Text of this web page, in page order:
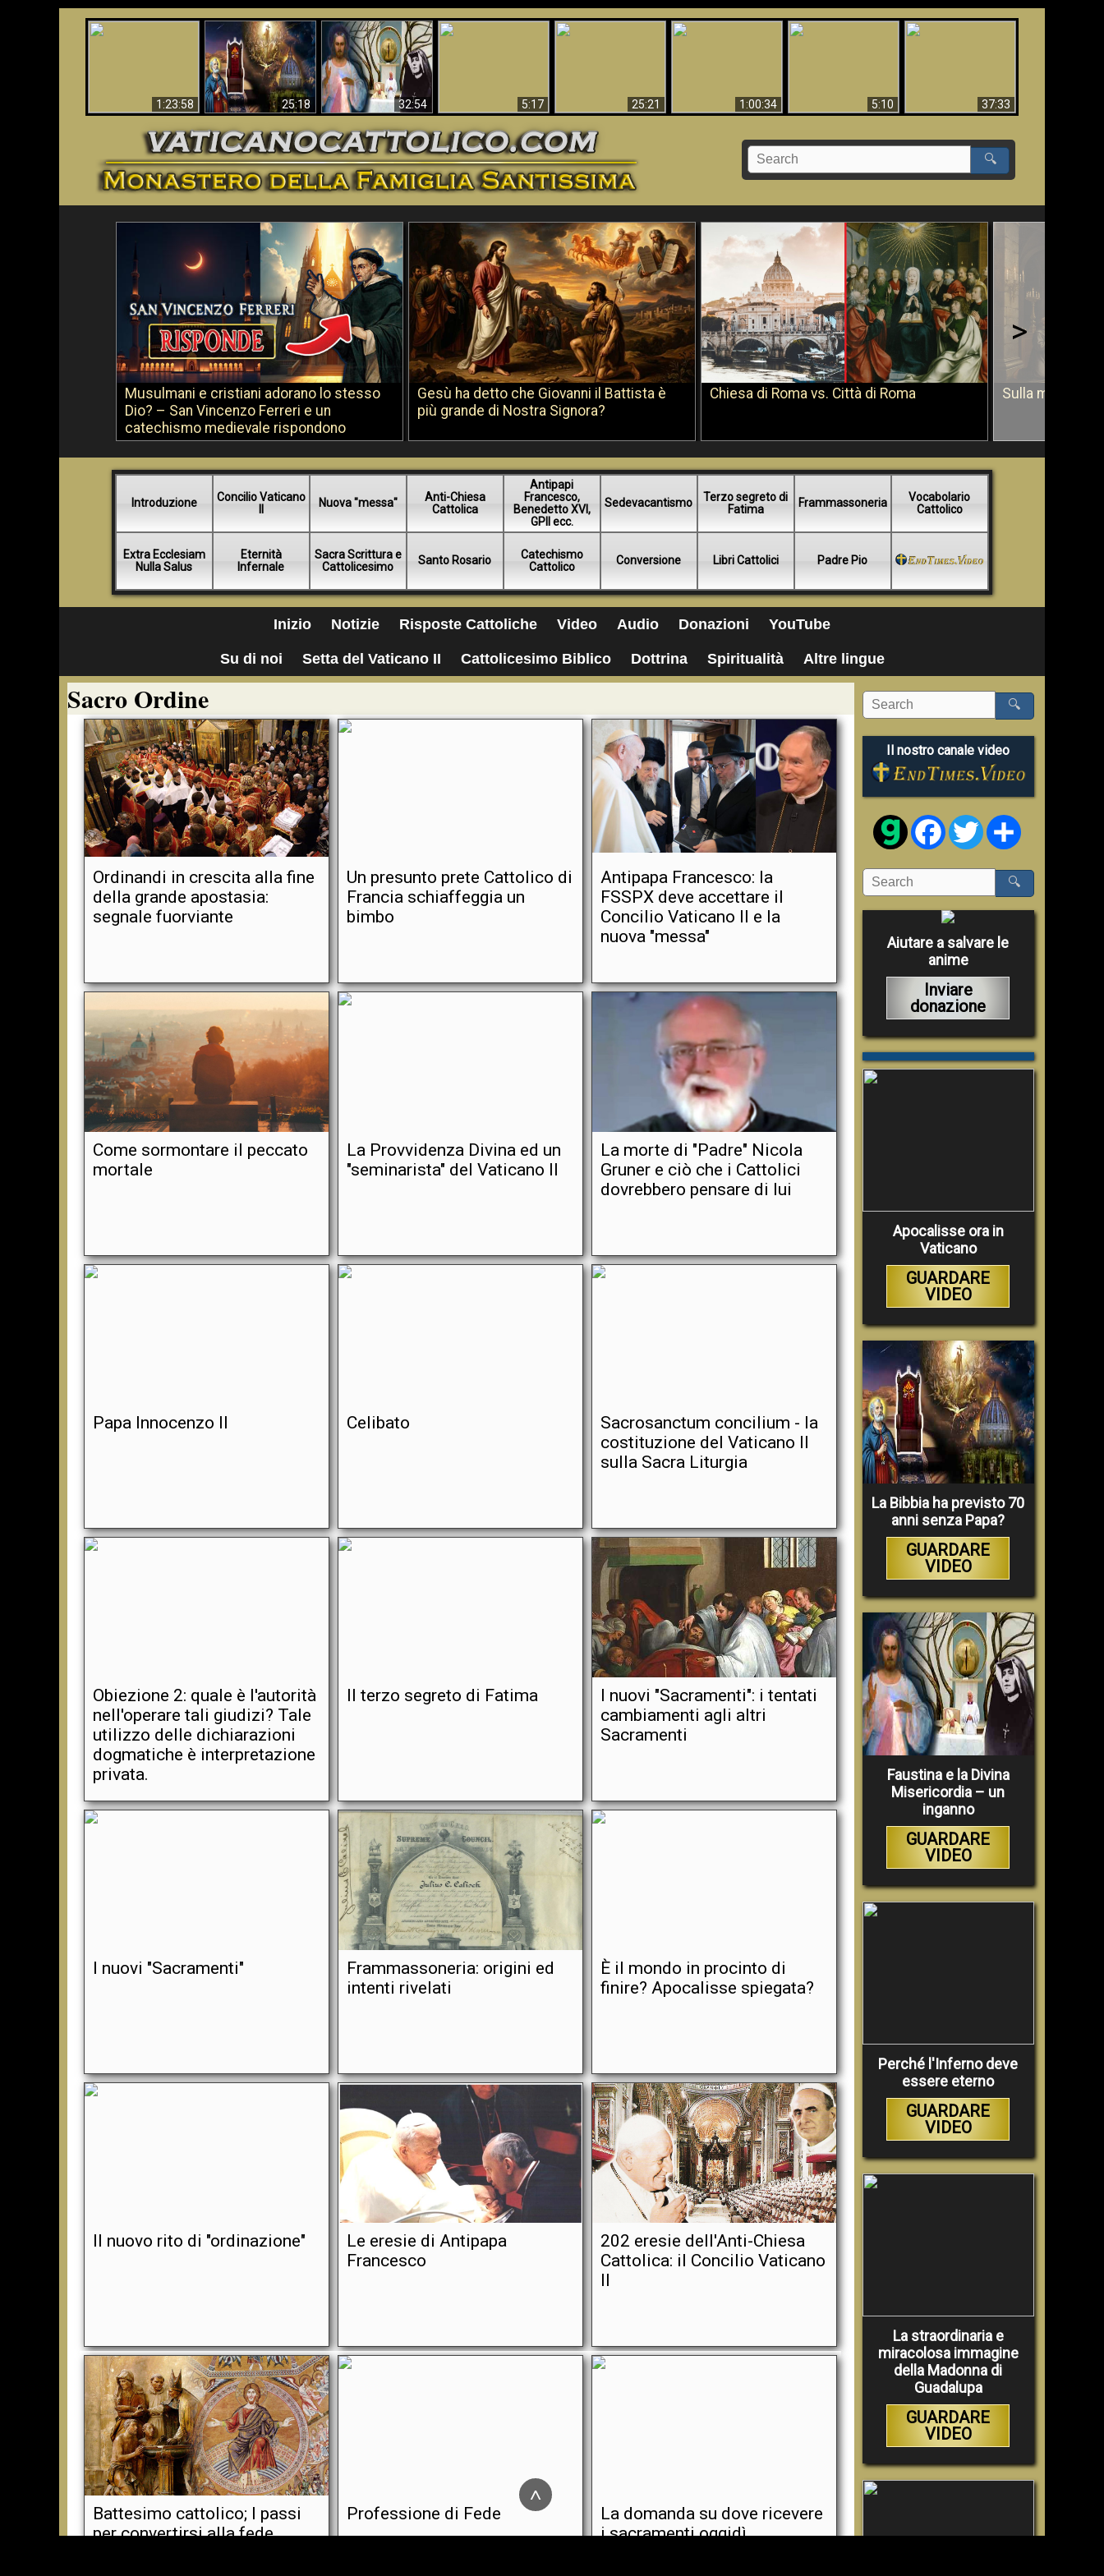
1:23:58 25:18
La Bibbia ha previsto
70 anni senza Papa?
32:54
Faustina e la Divina
Misericordia – un
inganno
5:17
25:21
1:00:34
5:10
37:33
🔍
Musulmani e cristiani adorano lo stesso
Dio? – San Vincenzo Ferreri e un
catechismo medievale rispondono
Gesù ha detto che Giovanni il Battista è
più grande di Nostra Signora?
Chiesa di Roma vs. Città di Roma Sulla morte di
>
Introduzione
Concilio Vaticano
Nuova "messa"
Anti-Chiesa
Cattolica
Antipapi
Francesco,
Benedetto XVI,
GPII ecc.
Sedevacantismo
Terzo segreto di
Fatima
Frammassoneria
Vocabolario
Cattolico
Extra Ecclesiam
Nulla Salus
Eternità
Infernale
Sacra Scrittura e
Cattolicesimo
Santo Rosario
Catechismo
Cattolico
Conversione Libri Cattolici Padre Pio
Inizio Notizie Risposte Cattoliche Video Audio Donazioni YouTube
Su di noi Setta del Vaticano II Cattolicesimo Biblico Dottrina Spiritualità Altre lingue
Sacro Ordine
Ordinandi in crescita alla fine
della grande apostasia:
segnale fuorviante
Un presunto prete Cattolico di
Francia schiaffeggia un
bimbo
Antipapa Francesco: la
FSSPX deve accettare il
Concilio Vaticano II e la
nuova "messa"
Come sormontare il peccato
mortale
La Provvidenza Divina ed un
"seminarista" del Vaticano II
La morte di "Padre" Nicola
Gruner e ciò che i Cattolici
dovrebbero pensare di lui
Papa Innocenzo II Celibato
Sacrosanctum concilium - la
costituzione del Vaticano II
sulla Sacra Liturgia
Obiezione 2: quale è l'autorità
nell'operare tali giudizi? Tale
utilizzo delle dichiarazioni
dogmatiche è interpretazione
privata.
Il terzo segreto di Fatima
I nuovi "Sacramenti": i tentati
cambiamenti agli altri
Sacramenti
I nuovi "Sacramenti"
Frammassoneria: origini ed
intenti rivelati
È il mondo in procinto di
finire? Apocalisse spiegata?
Il nuovo rito di "ordinazione"
Le eresie di Antipapa
Francesco
202 eresie dell'Anti-Chiesa
Cattolica: il Concilio Vaticano
II
Battesimo cattolico; I passi
per convertirsi alla fede
Professione di Fede
La domanda su dove ricevere
i sacramenti oggidì
🔍
Il nostro canale video
FacebookTwitter
🔍
Aiutare a salvare le
anime
Inviare
donazione
Apocalisse ora in
Vaticano
GUARDARE
VIDEO
La Bibbia ha previsto 70
anni senza Papa?
GUARDARE
VIDEO
Faustina e la Divina
Misericordia – un
inganno
GUARDARE
VIDEO
Perché l'Inferno deve
essere eterno
GUARDARE
VIDEO
La straordinaria e
miracolosa immagine
della Madonna di
Guadalupa
GUARDARE
VIDEO
^